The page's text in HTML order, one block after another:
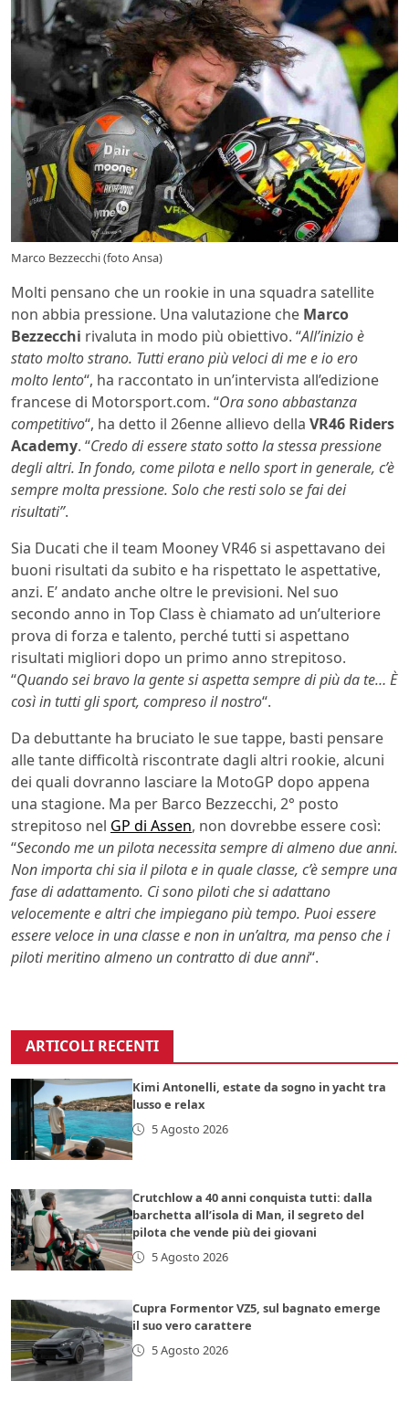
Marco Bezzecchi (foto Ansa)
Molti pensano che un rookie in una squadra satellite
non abbia pressione. Una valutazione che Marco
Bezzecchi rivaluta in modo più obiettivo. “All’inizio è
stato molto strano. Tutti erano più veloci di me e io ero
molto lento“, ha raccontato in un’intervista all’edizione
francese di Motorsport.com. “Ora sono abbastanza
competitivo“, ha detto il 26enne allievo della VR46 Riders
Academy. “Credo di essere stato sotto la stessa pressione
degli altri. In fondo, come pilota e nello sport in generale, c’è
sempre molta pressione. Solo che resti solo se fai dei
risultati”.
Sia Ducati che il team Mooney VR46 si aspettavano dei
buoni risultati da subito e ha rispettato le aspettative,
anzi. E’ andato anche oltre le previsioni. Nel suo
secondo anno in Top Class è chiamato ad un’ulteriore
prova di forza e talento, perché tutti si aspettano
risultati migliori dopo un primo anno strepitoso.
“Quando sei bravo la gente si aspetta sempre di più da te… È
così in tutti gli sport, compreso il nostro“.
Da debuttante ha bruciato le sue tappe, basti pensare
alle tante difficoltà riscontrate dagli altri rookie, alcuni
dei quali dovranno lasciare la MotoGP dopo appena
una stagione. Ma per Barco Bezzecchi, 2° posto
strepitoso nel GP di Assen, non dovrebbe essere così:
“Secondo me un pilota necessita sempre di almeno due anni.
Non importa chi sia il pilota e in quale classe, c’è sempre una
fase di adattamento. Ci sono piloti che si adattano
velocemente e altri che impiegano più tempo. Puoi essere
essere veloce in una classe e non in un’altra, ma penso che i
piloti meritino almeno un contratto di due anni“.
ARTICOLI RECENTI
Kimi Antonelli, estate da sogno in yacht tra
lusso e relax
5 Agosto 2026
Crutchlow a 40 anni conquista tutti: dalla
barchetta all’isola di Man, il segreto del
pilota che vende più dei giovani
5 Agosto 2026
Cupra Formentor VZ5, sul bagnato emerge
il suo vero carattere
5 Agosto 2026